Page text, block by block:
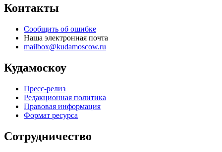
Контакты
Сообщить об ошибке
Наша электронная почта
mailbox@kudamoscow.ru
Кудамоскоу
Пресс-релиз
Редакционная политика
Правовая информация
Формат ресурса
Сотрудничество